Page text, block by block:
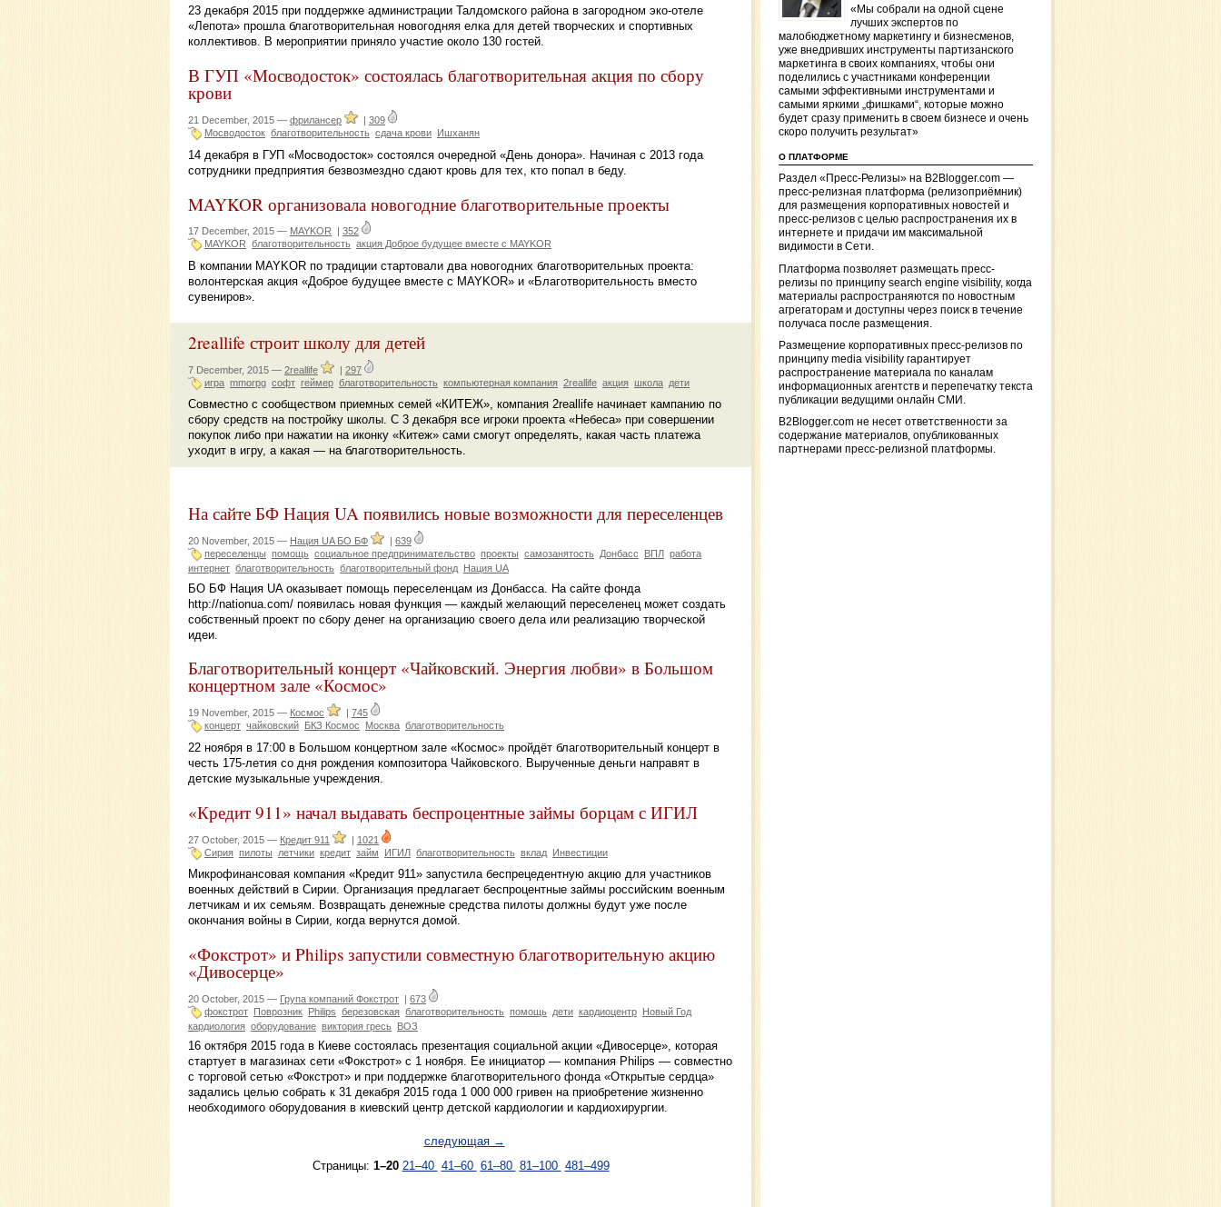
23 декабря 2015 при поддержке администрации Талдомского района в загородном эко-отеле
«Лепота» прошла благотворительная новогодняя елка для детей творческих и спортивных
коллективов. В мероприятии приняло участие около 130 гостей.
В ГУП «Мосводосток» состоялась благотворительная акция по сбору
крови
21 December, 2015 — фрилансер
309
Мосводосток благотворительность сдача крови Ишханян
14 декабря в ГУП «Мосводосток» состоялся очередной «День донора». Начиная с 2013 года
сотрудники предприятия безвозмездно сдают кровь для тех, кто попал в беду.
MAYKOR организовала новогодние благотворительные проекты
17 December, 2015 — MAYKOR
352
MAYKOR благотворительность акция Доброе будущее вместе с MAYKOR
В компании MAYKOR по традиции стартовали два новогодних благотворительных проекта:
волонтерская акция «Доброе будущее вместе с MAYKOR» и «Благотворительность вместо
сувениров».
2reallife строит школу для детей
7 December, 2015 — 2reallife | 297
игра mmorpg софт геймер благотворительность компьютерная компания 2reallife акция школа дети
Совместно с сообществом приемных семей «КИТЕЖ», компания 2reallife начинает кампанию по
сбору средств на постройку школы. С 3 декабря все игроки проекта «Небеса» при совершении
покупок либо при нажатии на иконку «Китеж» сами смогут определять, какая часть платежа
уходит в игру, а какая — на благотворительность.
На сайте БФ Нация UA появились новые возможности для переселенцев
20 November, 2015 — Нация UA БО БФ | 639
переселенцы помощь социальное предпринимательство проекты самозанятость Донбасс ВПЛ работа
интернет благотворительность благотворительный фонд Нация UA
БО БФ Нация UA оказывает помощь переселенцам из Донбасса. На сайте фонда
http://nationua.com/ появилась новая функция — каждый желающий переселенец может создать
собственный проект по сбору денег на организацию своего дела или реализацию творческой
идеи.
Благотворительный концерт «Чайковский. Энергия любви» в Большом
концертном зале «Космос»
19 November, 2015 — Космос
745
концерт чайковский БКЗ Космос Москва благотворительность
22 ноября в 17:00 в Большом концертном зале «Космос» пройдёт благотворительный концерт в
честь 175-летия со дня рождения композитора Чайковского. Вырученные деньги направят в
детские музыкальные учреждения.
«Кредит 911» начал выдавать беспроцентные займы борцам с ИГИЛ
27 October, 2015 — Кредит 911 | 1021
Сирия пилоты летчики кредит займ ИГИЛ благотворительность вклад Инвестиции
Микрофинансовая компания «Кредит 911» запустила беспрецедентную акцию для участников
военных действий в Сирии. Организация предлагает беспроцентные займы российским военным
летчикам и их семьям. Возвращать денежные средства пилоты должны будут уже после
окончания войны в Сирии, когда вернутся домой.
«Фокстрот» и Philips запустили совместную благотворительную акцию
«Дивосерце»
20 October, 2015 — Група компаний Фокстрот | 673
фокстрот Поврозник Philips березовская благотворительность помощь дети кардиоцентр Новый Год
кардиология оборудование виктория гресь ВОЗ
16 октября 2015 года в Киеве состоялась презентация социальной акции «Дивосерце», которая
стартует в магазинах сети «Фокстрот» с 1 ноября. Ее инициатор — компания Philips — совместно
с торговой сетью «Фокстрот» и при поддержке благотворительного фонда «Открытые сердца»
задались целью собрать к 31 декабря 2015 года 1 000 000 гривен на приобретение жизненно
необходимого оборудования в киевский центр детской кардиологии и кардиохирургии.
следующая →
Страницы: 1–20 21–40 41–60 61–80 81–100 481–499
«Мы собрали на одной сцене
лучших экспертов по
малобюджетному маркетингу и бизнесменов,
уже внедривших инструменты партизанского
маркетинга в своих компаниях, чтобы они
поделились с участниками конференции
самыми эффективными инструментами и
самыми яркими „фишками“, которые можно
будет сразу применить в своем бизнесе и очень
скоро получить результат»
О ПЛАТФОРМЕ
Раздел «Пресс-Релизы» на B2Blogger.com —
пресс-релизная платформа (релизоприёмник)
для размещения корпоративных новостей и
пресс-релизов с целью распространения их в
интернете и придачи им максимальной
видимости в Сети.
Платформа позволяет размещать пресс-
релизы по принципу search engine visibility, когда
материалы распространяются по новостным
агрегаторам и доступны через поиск в течение
получаса после размещения.
Размещение корпоративных пресс-релизов по
принципу media visibility гарантирует
распространение материала по каналам
информационных агентств и перепечатку текста
публикации ведущими онлайн СМИ.
B2Blogger.com не несет ответственности за
содержание материалов, опубликованных
партнерами пресс-релизной платформы.